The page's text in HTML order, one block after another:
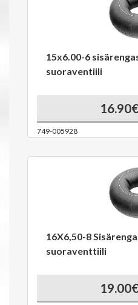
15x6.00-6
suoraventiili
16.90€
749-005928
16X6,50-8
suoraventtiili
19.00€